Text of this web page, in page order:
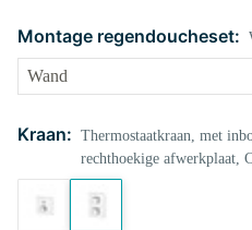
Montage regendoucheset:
Kraan: Thermostaatkraan, met
rechthoekige afwerkplaat,